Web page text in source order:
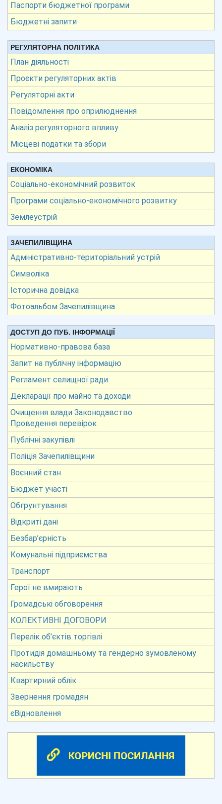
Паспорти бюджетної програми
Бюджетні запити
РЕГУЛЯТОРНА ПОЛІТИКА
План діяльності
Проєкти регуляторних актів
Регуляторні акти
Повідомлення про оприлюднення
Аналіз регуляторного впливу
Місцеві податки та збори
ЕКОНОМІКА
Соціально-економічний розвиток
Програми соціально-економічного розвитку
Землеустрій
ЗАЧЕПИЛІВЩИНА
Адміністративно-територіальний устрій
Символіка
Історична довідка
Фотоальбом Зачепилівщина
ДОСТУП ДО ПУБ. ІНФОРМАЦІЇ
Нормативно-правова база
Запит на публічну інформацію
Регламент селищної ради
Декларації про майно та доходи
Очищення влади Законодавство
Проведення перевірок
Публічні закупівлі
Поліція Зачепилівщини
Воєнний стан
Бюджет участі
Обгрунтування
Відкриті дані
Безбар’єрність
Комунальні підприємства
Транспорт
Герої не вмирають
Громадські обговорення
КОЛЕКТИВНІ ДОГОВОРИ
Перелік об’єктів торгівлі
Протидія домашньому та гендерно зумовленому
насильству
Квартирний облік
Звернення громадян
єВідновлення